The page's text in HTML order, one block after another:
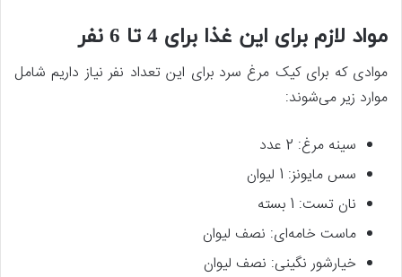
مواد لازم برای این غذا برای 4 تا 6 نفر
موادی که برای کیک مرغ سرد برای این تعداد نفر نیاز داریم شامل
موارد زیر می‌شوند:
سینه مرغ: 2 عدد
سس مایونز: 1 لیوان
نان تست: 1 بسته
ماست خامه‌ای: نصف لیوان
خیارشور نگینی: نصف لیوان